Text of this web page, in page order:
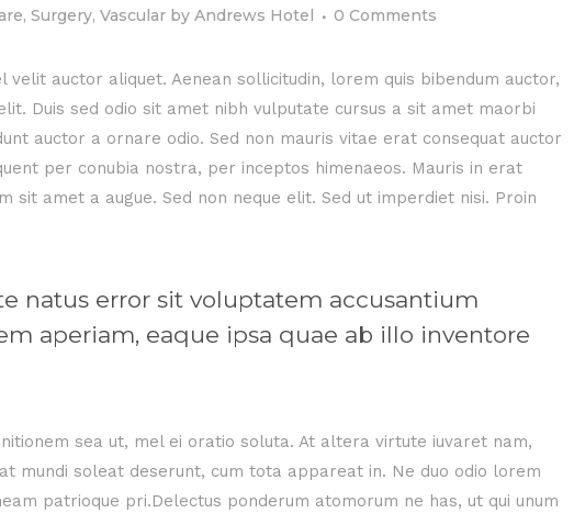
, Surgery, Vascular by Andrews Hotel 0 Comments
auctor aliquet. Aenean sollicitudin, lorem quis bibendum auctor,
Duis sed odio sit amet nibh vulputate cursus a sit amet maorbi
auctor a ornare odio. Sed non mauris vitae erat consequat auctor
per conubia nostra, per inceptos himenaeos. Mauris in erat
sit amet a augue. Sed non neque elit. Sed ut imperdiet nisi. Proin
natus error sit voluptatem accusantium
aperiam, eaque ipsa quae ab illo inventore
sea ut, mel ei oratio soluta. At altera virtute iuvaret nam,
mundi soleat deserunt, cum tota appareat in. Ne duo odio lorem
patrioque pri.Delectus ponderum atomorum ne has, ut qui unum